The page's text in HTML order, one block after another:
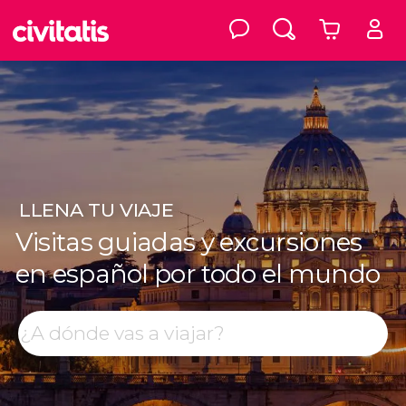
LLENA TU VIAJE
Visitas guiadas y excursiones
en español por todo el mundo
Buscar
Top destinos